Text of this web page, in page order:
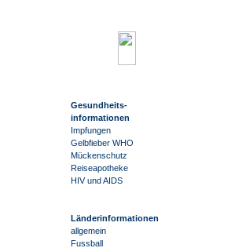
Gesundheits-
informationen
Impfungen
Gelbfieber WHO
Mückenschutz
Reiseapotheke
HIV und AIDS
Länderinformationen
allgemein
Fussball